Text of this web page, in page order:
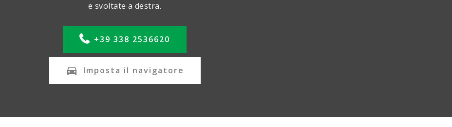
e svoltate a destra.
+39 338 2536620
Imposta il navigatore